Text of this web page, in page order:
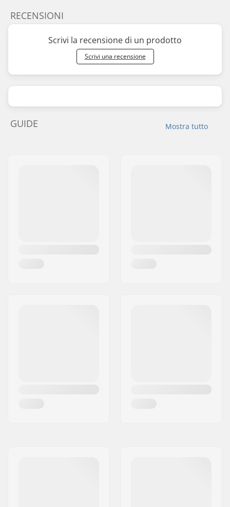
RECENSIONI
Scrivi la recensione di un prodotto
Scrivi una recensione
Mostra tutto
GUIDE